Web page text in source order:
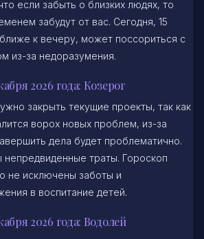
если забыть о близких людях, то
забудут от вас. Сегодня, 15
к вечеру, может поссориться с
из-за недоразумения.
2026 года: Козерог
закрыть текущие проекты, так как
ворох новых проблем, из-за
дела будет проблематично.
траты. Гороскоп
не исключены заботы и
в воспитание детей.
2026 года: Водолей